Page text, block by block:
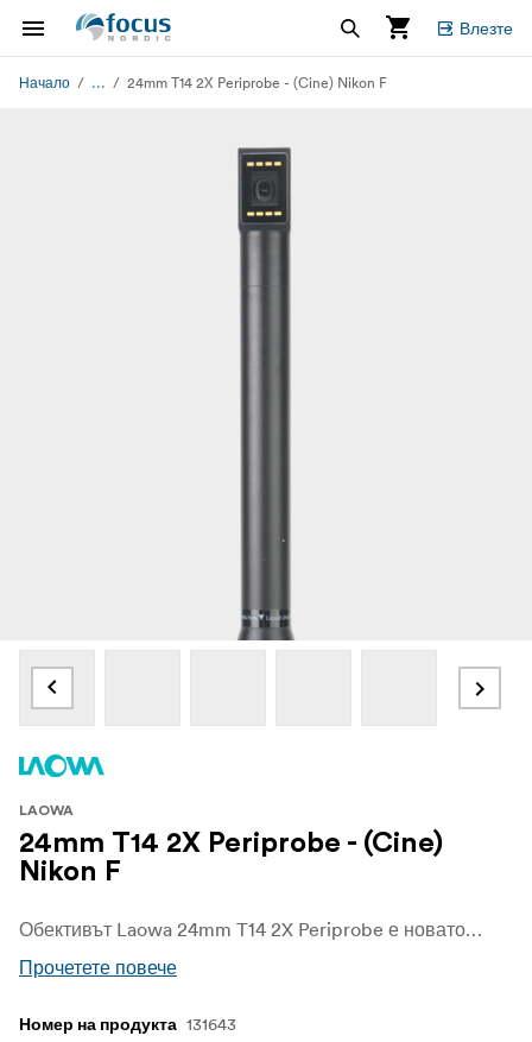
Влезте
Начало ... 24mm T14 2X Periprobe - (Cine) Nikon F
LAOWA
24mm T14 2X Periprobe - (Cine)
Nikon F
Обективът Laowa 24mm T14 2X Periprobe е новаторски творчески инструмент за режисьори и фотографи, които търсят уникални ъгли и безпрецедентни перспективи. Иновативният му дизайн в стил перископ ви позволява да постигате невъзможни досега снимки, включително поглъщащи близки планове, динамични завъртания и творчески движения през тесни пространства, което го прави мощно допълнение към комерсиалното филмопроизводство, продуктовата фотография и макровидеографията.
Прочетете повече
Номер на продукта 131643